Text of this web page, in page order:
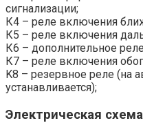
сигнализации;
К4 – реле включения
К5 – реле включения
К6 – дополнительное
К7 – реле включения
K8 – резервное реле (на
устанавливается);
Электрическая